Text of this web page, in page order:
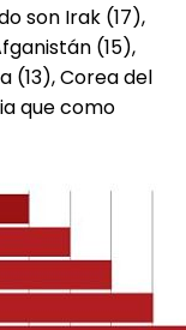
son Irak (17),
(15),
(13), Corea del
que como